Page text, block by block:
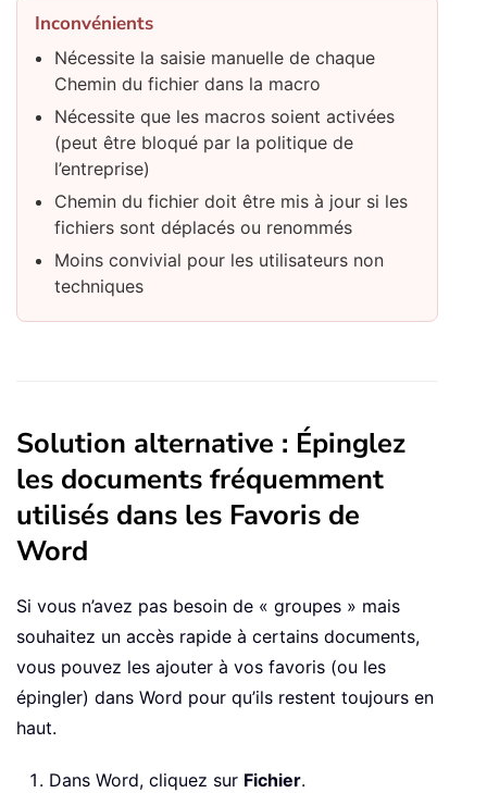
Inconvénients
Nécessite la saisie manuelle de chaque
Chemin du fichier dans la macro
Nécessite que les macros soient activées
(peut être bloqué par la politique de
l’entreprise)
Chemin du fichier doit être mis à jour si les
fichiers sont déplacés ou renommés
Moins convivial pour les utilisateurs non
techniques
Solution alternative : Épinglez
les documents fréquemment
utilisés dans les Favoris de
Word
Si vous n’avez pas besoin de « groupes » mais
souhaitez un accès rapide à certains documents,
vous pouvez les ajouter à vos favoris (ou les
épingler) dans Word pour qu’ils restent toujours en
haut.
Dans Word, cliquez sur Fichier.